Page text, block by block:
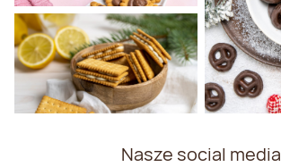
Nasze social media